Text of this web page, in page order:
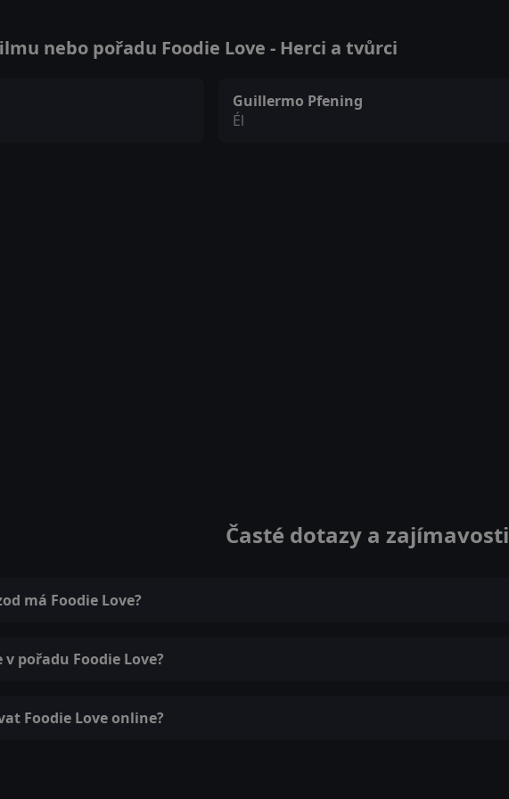
nebo pořadu Foodie Love - Herci a tvůrci
Guillermo Pfening
Él
Časté dotazy a zajímavosti
má Foodie Love?
v pořadu Foodie Love?
Foodie Love online?